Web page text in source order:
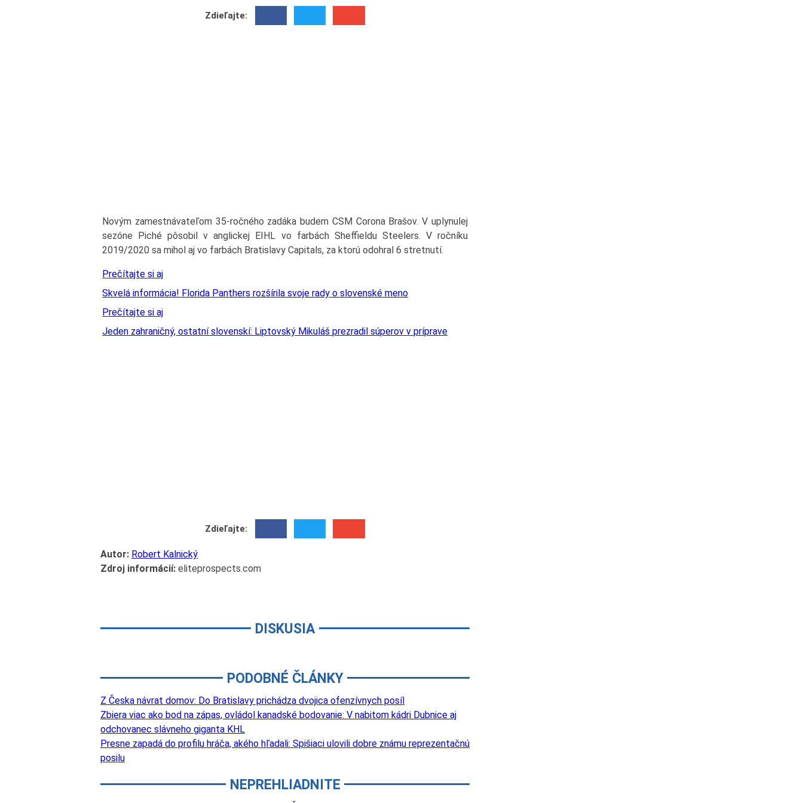
Zdieľajte:
Novým zamestnávateľom 35-ročného zadáka budem CSM Corona Brašov. V uplynulej
sezóne Piché pôsobil v anglickej EIHL vo farbách Sheffieldu Steelers. V ročníku
2019/2020 sa mihol aj vo farbách Bratislavy Capitals, za ktorú odohral 6 stretnutí.
Prečítajte si aj
Skvelá informácia! Florida Panthers rozšírila svoje rady o slovenské meno
Prečítajte si aj
Jeden zahraničný, ostatní slovenskí: Liptovský Mikuláš prezradil súperov v príprave
Zdieľajte:
Autor: Robert Kalnický
Zdroj informácií: eliteprospects.com
DISKUSIA
PODOBNÉ ČLÁNKY
Z Česka návrat domov: Do Bratislavy prichádza dvojica ofenzívnych posíl
Zbiera viac ako bod na zápas, ovládol kanadské bodovanie: V nabitom kádri Dubnice aj
odchovanec slávneho giganta KHL
Presne zapadá do profilu hráča, akého hľadali: Spišiaci ulovili dobre známu reprezentačnú
posilu
NEPREHLIADNITE